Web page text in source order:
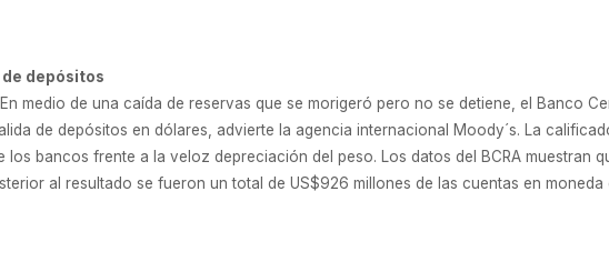
depósitos
En medio de una caída de reservas que se morigeró pero no se detiene, el Banco
de depósitos en dólares, advierte la agencia internacional Moody´s. La
bancos frente a la veloz depreciación del peso. Los datos del BCRA muestran
al resultado se fueron un total de US$926 millones de las cuentas en moneda